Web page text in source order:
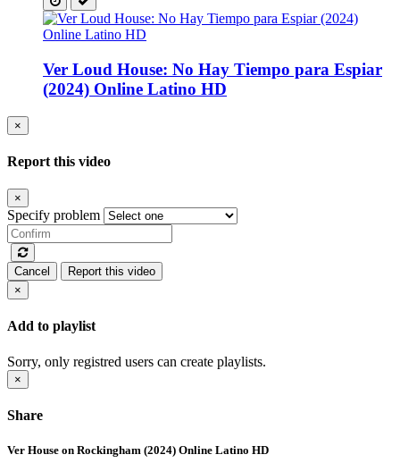
Ver Loud House: No Hay Tiempo para Espiar
(2024) Online Latino HD
×
Report this video
×
Specify problem
Cancel
Report this video
×
Add to playlist
Sorry, only registred users can create playlists.
×
Share
Ver House on Rockingham (2024) Online Latino HD